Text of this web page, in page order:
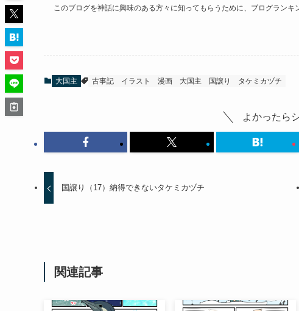
このブログを神話に興味のある方々に知ってもらうために、ブログランキ
大国主 古事記 イラスト 漫画 大国主 国譲り タケミカヅチ
よかったら
国譲り（17）納得できないタケミカヅチ
関連記事